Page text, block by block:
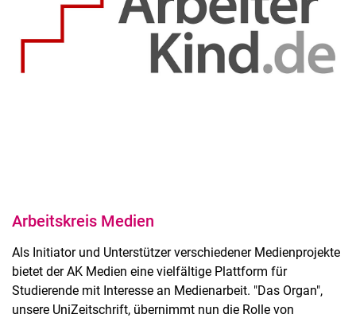
Arbeitskreis Medien
Als Initiator und Unterstützer verschiedener Medienprojekte
bietet der AK Medien eine vielfältige Plattform für
Studierende mit Interesse an Medienarbeit. "Das Organ",
unsere UniZeitschrift, übernimmt nun die Rolle von